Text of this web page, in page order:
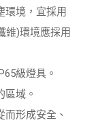
環境，宜採用
維)環境應採用
級燈具。
域。
形成安全、